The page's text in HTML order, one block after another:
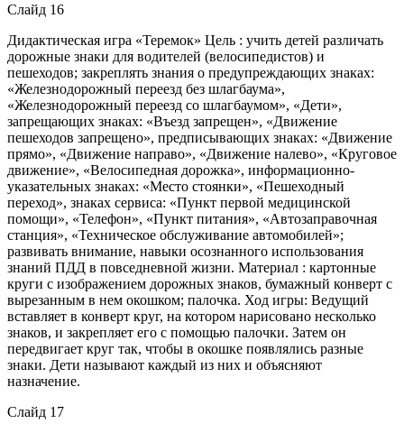
Слайд 16
Дидактическая игра «Теремок» Цель : учить детей различать
дорожные знаки для водителей (велосипедистов) и
пешеходов; закреплять знания о предупреждающих знаках:
«Железнодорожный переезд без шлагбаума»,
«Железнодорожный переезд со шлагбаумом», «Дети»,
запрещающих знаках: «Въезд запрещен», «Движение
пешеходов запрещено», предписывающих знаках: «Движение
прямо», «Движение направо», «Движение налево», «Круговое
движение», «Велосипедная дорожка», информационно-
указательных знаках: «Место стоянки», «Пешеходный
переход», знаках сервиса: «Пункт первой медицинской
помощи», «Телефон», «Пункт питания», «Автозаправочная
станция», «Техническое обслуживание автомобилей»;
развивать внимание, навыки осознанного использования
знаний ПДД в повседневной жизни. Материал : картонные
круги с изображением дорожных знаков, бумажный конверт с
вырезанным в нем окошком; палочка. Ход игры: Ведущий
вставляет в конверт круг, на котором нарисовано несколько
знаков, и закрепляет его с помощью палочки. Затем он
передвигает круг так, чтобы в окошке появлялись разные
знаки. Дети называют каждый из них и объясняют
назначение.
Слайд 17